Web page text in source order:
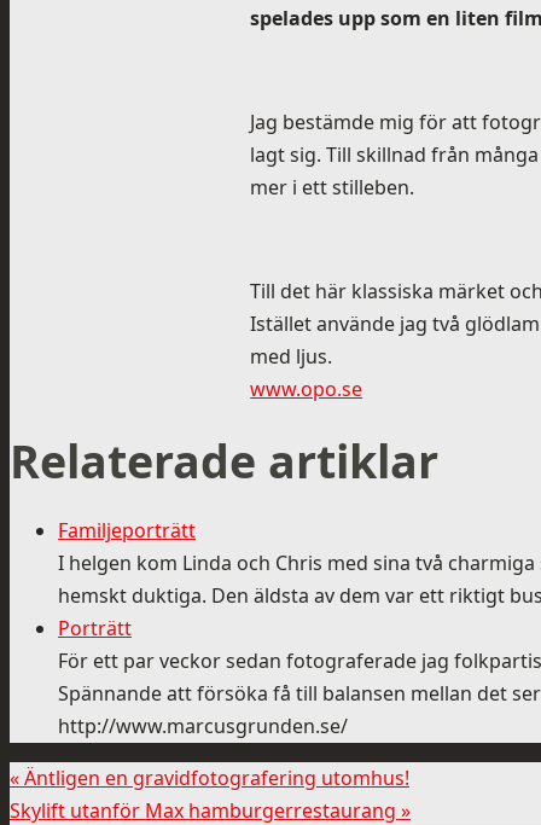
spelades upp som en liten
Jag bestämde mig för att
lagt sig. Till skillnad från
mer i ett stilleben.
Till det här klassiska märket
Istället använde jag två
med ljus.
www.opo.se
Relaterade artiklar
Familjeporträtt
I helgen kom Linda och Chris med sina två
hemskt duktiga. Den äldsta av dem var ett riktigt
Porträtt
För ett par veckor sedan fotograferade jag
Spännande att försöka få till balansen mellan det
http://www.marcusgrunden.se/
«Äntligen en gravidfotografering utomhus!
Skylift utanför Max hamburgerrestaurang »